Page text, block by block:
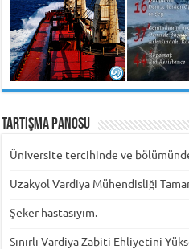
Tartışma Panosu
Üniversite tercihinde ve
Uzakyol Vardiya Mühendisliği
Şeker hastasıyım.
Sınırlı Vardiya Zabiti Ehliyetini